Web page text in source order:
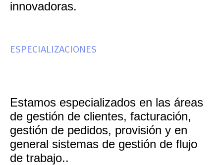
innovadoras.
ESPECIALIZACIONES
Estamos especializados en las áreas
de gestión de clientes, facturación,
gestión de pedidos, provisión y en
general sistemas de gestión de flujo
de trabajo..